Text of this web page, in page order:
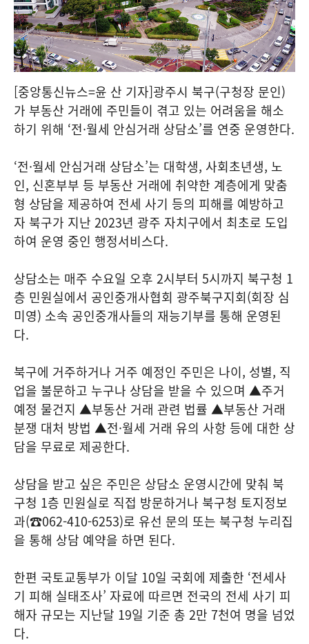
[중앙통신뉴스=윤 산 기자]광주시 북구(구청장 문인)
가 부동산 거래에 주민들이 겪고 있는 어려움을 해소
하기 위해 ‘전·월세 안심거래 상담소’를 연중 운영한다.
‘전·월세 안심거래 상담소’는 대학생, 사회초년생, 노
인, 신혼부부 등 부동산 거래에 취약한 계층에게 맞춤
형 상담을 제공하여 전세 사기 등의 피해를 예방하고
자 북구가 지난 2023년 광주 자치구에서 최초로 도입
하여 운영 중인 행정서비스다.
상담소는 매주 수요일 오후 2시부터 5시까지 북구청 1
층 민원실에서 공인중개사협회 광주북구지회(회장 심
미영) 소속 공인중개사들의 재능기부를 통해 운영된
다.
북구에 거주하거나 거주 예정인 주민은 나이, 성별, 직
업을 불문하고 누구나 상담을 받을 수 있으며 ▲주거
예정 물건지 ▲부동산 거래 관련 법률 ▲부동산 거래
분쟁 대처 방법 ▲전·월세 거래 유의 사항 등에 대한 상
담을 무료로 제공한다.
상담을 받고 싶은 주민은 상담소 운영시간에 맞춰 북
구청 1층 민원실로 직접 방문하거나 북구청 토지정보
과(☎062-410-6253)로 유선 문의 또는 북구청 누리집
을 통해 상담 예약을 하면 된다.
한편 국토교통부가 이달 10일 국회에 제출한 ‘전세사
기 피해 실태조사’ 자료에 따르면 전국의 전세 사기 피
해자 규모는 지난달 19일 기준 총 2만 7천여 명을 넘었
다.